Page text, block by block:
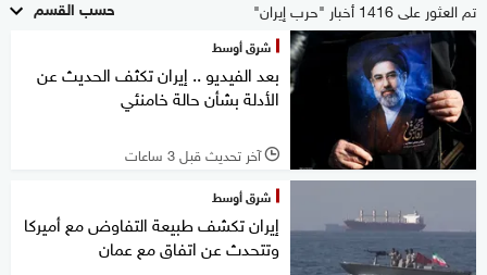
حسب القسم تم العثور على 1416 أخبار "حرب إيران"
شرق أوسط
بعد الفيديو .. إيران تكثف الحديث عن
الأدلة بشأن حالة خامنئي
l آخر تحديث قبل 3 ساعات
شرق أوسط
إيران تكشف طبيعة التفاوض مع أميركا
وتتحدث عن اتفاق مع عمان